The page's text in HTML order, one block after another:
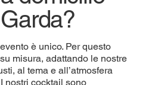
è unico. Per questo
misura, adattando le nostre
al tema e all’atmosfera
nostri cocktail sono